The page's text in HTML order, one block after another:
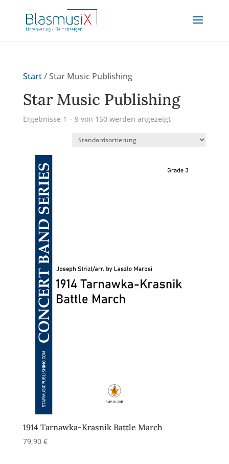
Start/ Star Music Publishing
Star Music Publishing
Ergebnisse 1 – 9 von 150 werden angezeigt
1914 Tarnawka-Krasnik Battle March
79,90 €